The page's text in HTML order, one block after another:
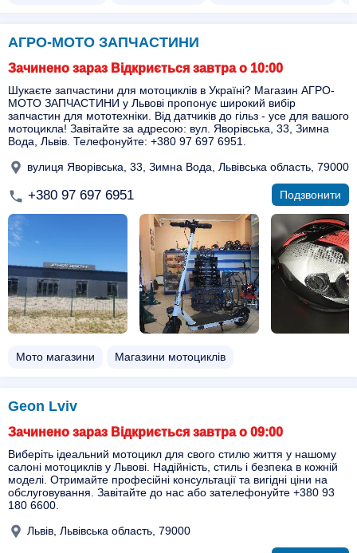
АГРО-МОТО ЗАПЧАСТИНИ
Зачинено зараз Відкриється завтра о 10:00
Шукаєте запчастини для мотоциклів в Україні? Магазин АГРО-
МОТО ЗАПЧАСТИНИ у Львові пропонує широкий вибір
запчастин для мототехніки. Від датчиків до гільз - усе для вашого
мотоцикла! Завітайте за адресою: вул. Яворівська, 33, Зимна
Вода, Львів. Телефонуйте: +380 97 697 6951.
вулиця Яворівська, 33, Зимна Вода, Львівська область, 79000
+380 97 697 6951 Подзвонити
Мото магазини Магазини мотоциклів
Geon Lviv
Зачинено зараз Відкриється завтра о 09:00
Виберіть ідеальний мотоцикл для свого стилю життя у нашому
салоні мотоциклів у Львові. Надійність, стиль і безпека в кожній
моделі. Отримайте професійні консультації та вигідні ціни на
обслуговування. Завітайте до нас або зателефонуйте +380 93
180 6600.
Львів, Львівська область, 79000